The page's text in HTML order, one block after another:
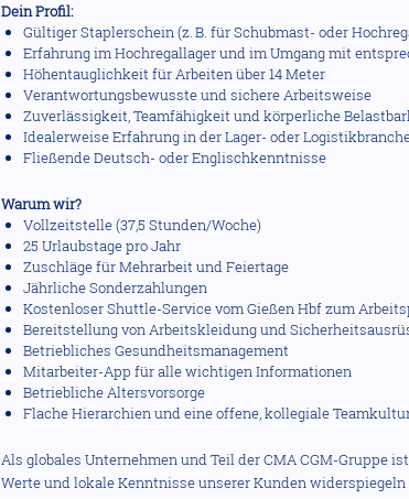
Dein Profil:
Gültiger Staplerschein (z. B. für Schubmast- oder
Erfahrung im Hochregallager und im Umgang mit
Höhentauglichkeit für Arbeiten über 14 Meter
Verantwortungsbewusste und sichere Arbeitsweise
Zuverlässigkeit, Teamfähigkeit und körperliche
Idealerweise Erfahrung in der Lager- oder
Fließende Deutsch- oder Englischkenntnisse
Warum wir?
Vollzeitstelle (37,5 Stunden/Woche)
25 Urlaubstage pro Jahr
Zuschläge für Mehrarbeit und Feiertage
Jährliche Sonderzahlungen
Kostenloser Shuttle-Service vom Gießen Hbf zum
Bereitstellung von Arbeitskleidung und
Betriebliches Gesundheitsmanagement
Mitarbeiter-App für alle wichtigen Informationen
Betriebliche Altersvorsorge
Flache Hierarchien und eine offene, kollegiale
Als globales Unternehmen und Teil der CMA CGM-Gruppe
Werte und lokale Kenntnisse unserer Kunden